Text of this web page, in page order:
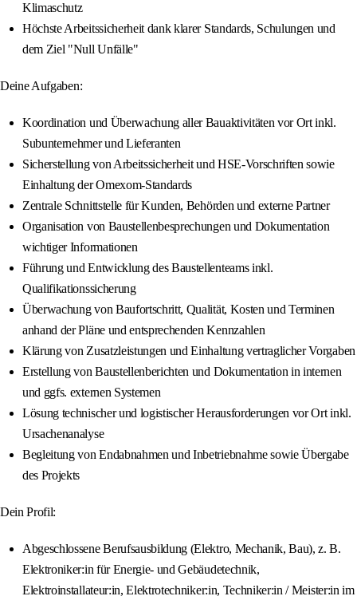
Klimaschutz
Höchste Arbeitssicherheit dank klarer Standards, Schulungen und
dem Ziel "Null Unfälle"
Deine Aufgaben:
Koordination und Überwachung aller Bauaktivitäten vor Ort inkl.
Subunternehmer und Lieferanten
Sicherstellung von Arbeitssicherheit und HSE-Vorschriften sowie
Einhaltung der Omexom-Standards
Zentrale Schnittstelle für Kunden, Behörden und externe Partner
Organisation von Baustellenbesprechungen und Dokumentation
wichtiger Informationen
Führung und Entwicklung des Baustellenteams inkl.
Qualifikationssicherung
Überwachung von Baufortschritt, Qualität, Kosten und Terminen
anhand der Pläne und entsprechenden Kennzahlen
Klärung von Zusatzleistungen und Einhaltung vertraglicher Vorgaben
Erstellung von Baustellenberichten und Dokumentation in internen
und ggfs. externen Systemen
Lösung technischer und logistischer Herausforderungen vor Ort inkl.
Ursachenanalyse
Begleitung von Endabnahmen und Inbetriebnahme sowie Übergabe
des Projekts
Dein Profil:
Abgeschlossene Berufsausbildung (Elektro, Mechanik, Bau), z. B.
Elektroniker:in für Energie- und Gebäudetechnik,
Elektroinstallateur:in, Elektrotechniker:in, Techniker:in / Meister:in im